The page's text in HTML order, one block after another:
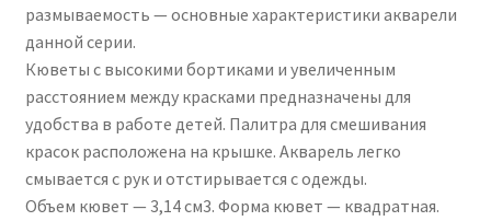
размываемость — основные характеристики акварели
данной серии.
Кюветы с высокими бортиками и увеличенным
расстоянием между красками предназначены для
удобства в работе детей. Палитра для смешивания
красок расположена на крышке. Акварель легко
смывается с рук и отстирывается с одежды.
Объем кювет — 3,14 см3. Форма кювет — квадратная.